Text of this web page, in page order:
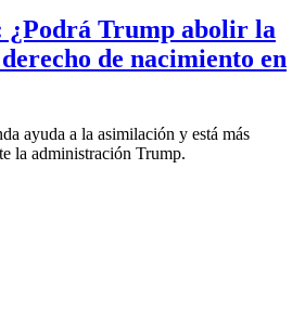
¿Podrá Trump abolir la
de nacimiento en
ayuda a la asimilación y está más
la administración Trump.